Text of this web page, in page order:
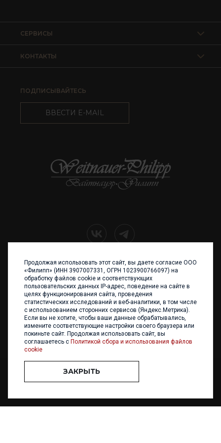
КОНТАКТЫ
СЕРВИСЫ
ПОДПИСЫВАЙТЕСЬ
ВВЕСТИ E-MAIL
+7 (4012) 960 898
236017 Калининград,
ул. Каштановая аллея, 47
Телефон: +7 4012 960 898,
+7 4012 960 856
Написать нам
ООО «ФИЛИПП» © 2013 - 2026. Все права защищены
Разработка и
Продолжая использовать этот сайт, вы даете согласие ООО
«Филипп» (ИНН 3907007331, ОГРН 1023900766097) на
обработку файлов cookie и соответствующих
пользовательских данных IP-адрес, поведение на сайте в
целях функционирования сайта, проведения
статистических исследований и веб-аналитики, в том числе
с использованием сторонних сервисов (Яндекс.Метрика).
Если вы не хотите, чтобы ваши данные обрабатывались,
измените соответствующие настройки своего браузера или
покиньте сайт. Продолжая использовать сайт, вы
соглашаетесь с Политикой сбора и использования файлов
cookie
ЗАКРЫТЬ